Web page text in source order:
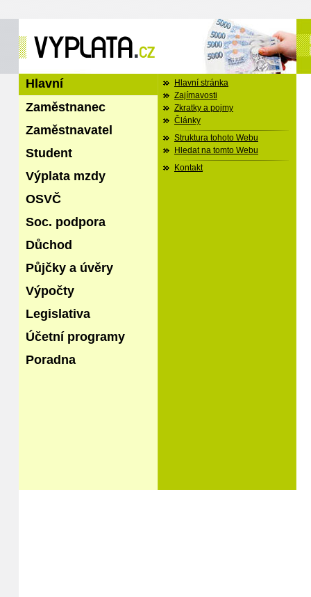
Hlavní
Zaměstnanec
Zaměstnavatel
Student
Výplata mzdy
OSVČ
Soc. podpora
Důchod
Půjčky a úvěry
Výpočty
Legislativa
Účetní programy
Poradna
Hlavní stránka
Zajímavosti
Zkratky a pojmy
Články
Struktura tohoto Webu
Hledat na tomto Webu
Kontakt